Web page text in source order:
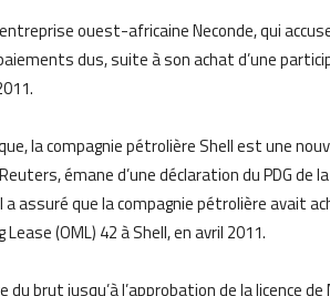
ouest-africaine Neconde, qui
dus, suite à son achat d’une
la compagnie pétrolière Shell est une
émane d’une déclaration du PDG de
a assuré que la compagnie pétrolière avait
(OML) 42 à Shell, en avril 2011.
brut jusqu’à l’approbation de la licence de